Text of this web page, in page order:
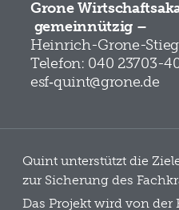
Grone
gemeinnützig –
Heinrich-Grone-Stieg
Telefon: 040 23703-
esf‑quint@grone.de
Quint unterstützt die
zur Sicherung des
Das Projekt wird von